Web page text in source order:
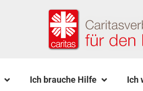
Ich brauche Hilfe Ich